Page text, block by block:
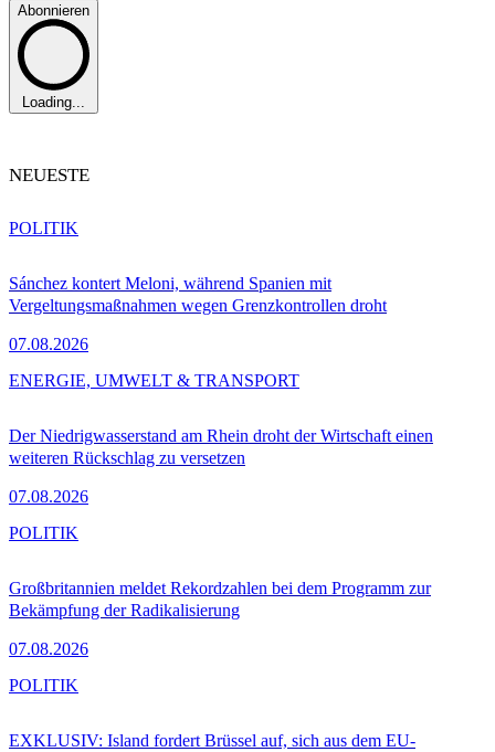
Abonnieren
Loading...
NEUESTE
Sánchez kontert Meloni, während Spanien mit
Vergeltungsmaßnahmen wegen Grenzkontrollen droht
07.08.2026
POLITIK
Der Niedrigwasserstand am Rhein droht der Wirtschaft einen
weiteren Rückschlag zu versetzen
07.08.2026
ENERGIE, UMWELT & TRANSPORT
Großbritannien meldet Rekordzahlen bei dem Programm zur
Bekämpfung der Radikalisierung
07.08.2026
POLITIK
EXKLUSIV: Island fordert Brüssel auf, sich aus dem EU-
POLITIK